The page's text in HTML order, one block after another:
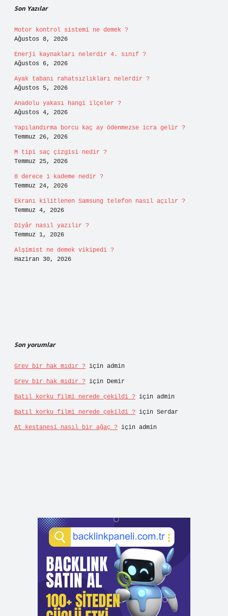
Son Yazılar
Motor kontrol sistemi ne demek ?
Ağustos 8, 2026
Enerji kaynakları nelerdir 4. sınıf ?
Ağustos 6, 2026
Ayak tabanı rahatsızlıkları nelerdir ?
Ağustos 5, 2026
Anadolu yakası hangi ilçeler ?
Ağustos 4, 2026
Yapılandırma borcu kaç ay ödenmezse icra gelir ?
Temmuz 26, 2026
M tipi saç çizgisi nedir ?
Temmuz 25, 2026
8 derece 1 kademe nedir ?
Temmuz 24, 2026
Ekranı kilitlenen Samsung telefon nasıl açılır ?
Temmuz 4, 2026
Diyâr nasıl yazılır ?
Temmuz 1, 2026
Alşimist ne demek vikipedi ?
Haziran 30, 2026
Son yorumlar
Grev bir hak mıdır ? için admin
Grev bir hak mıdır ? için Demir
Batıl korku filmi nerede çekildi ? için admin
Batıl korku filmi nerede çekildi ? için Serdar
At kestanesi nasıl bir ağaç ? için admin